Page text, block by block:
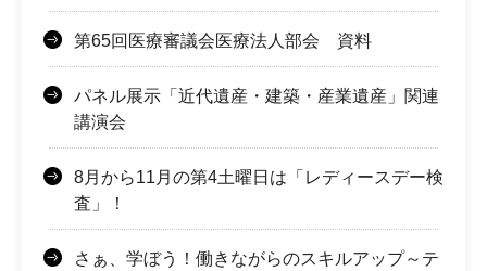
第65回医療審議会医療法人部会 資料
パネル展示「近代遺産・建築・産業遺産」関連
講演会
8月から11月の第4土曜日は「レディースデー検
査」！
さぁ、学ぼう！働きながらのスキルアップ～テ